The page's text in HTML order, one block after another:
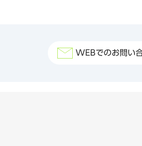
WEBでのお問い